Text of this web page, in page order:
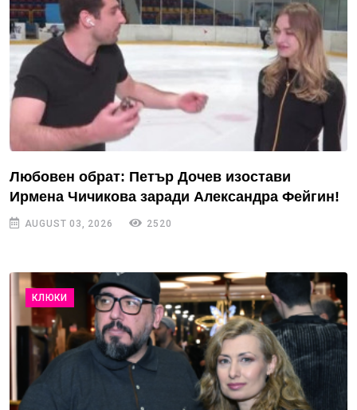
Любовен обрат: Петър Дочев изостави
Ирмена Чичикова заради Александра Фейгин!
AUGUST 03, 2026 2520
КЛЮКИ